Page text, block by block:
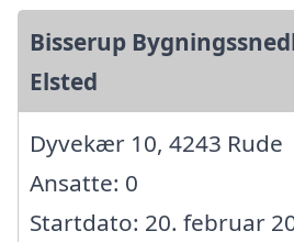
Bisserup
Elsted
Dyvekær 10, 4243 Rude
Ansatte: 0
Startdato: 20. februar